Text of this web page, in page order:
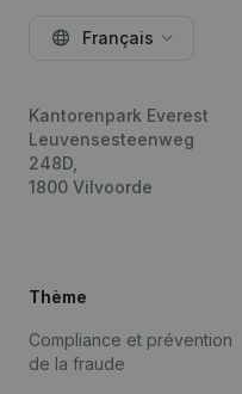
Français
Kantorenpark Everest
Leuvensesteenweg
248D,
1800 Vilvoorde
Thème
Compliance et prévention
de la fraude